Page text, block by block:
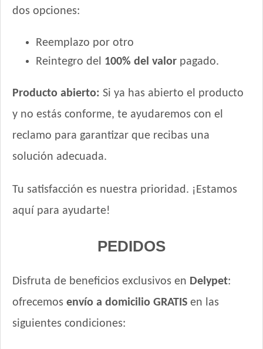
dos opciones:
Reemplazo por otro
Reintegro del 100% del valor pagado.
Producto abierto: Si ya has abierto el producto
y no estás conforme, te ayudaremos con el
reclamo para garantizar que recibas una
solución adecuada.
Tu satisfacción es nuestra prioridad. ¡Estamos
aquí para ayudarte!
PEDIDOS
Disfruta de beneficios exclusivos en Delypet:
ofrecemos envío a domicilio GRATIS en las
siguientes condiciones: